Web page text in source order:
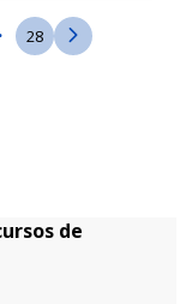
28
de